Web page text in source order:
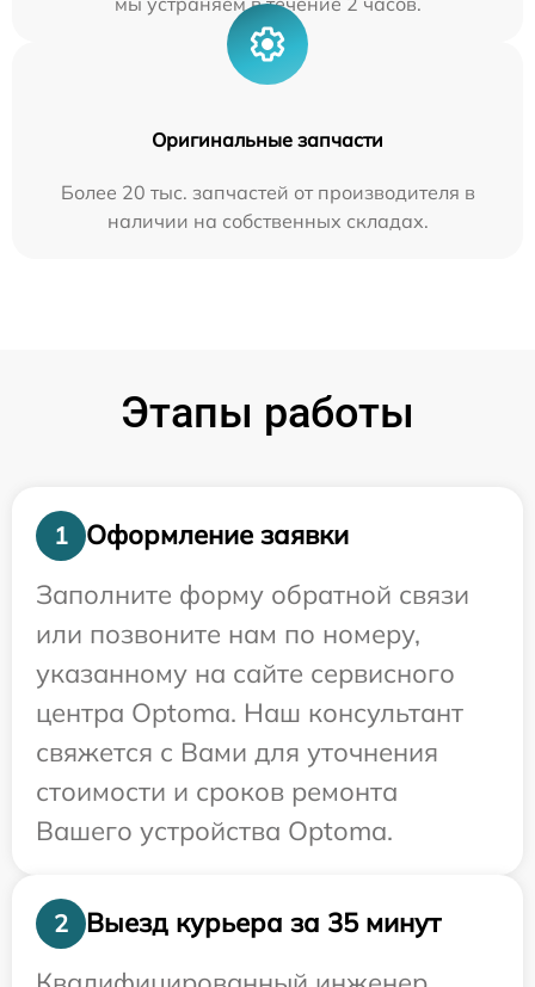
Оригинальные запчасти
Более 20 тыс. запчастей от производителя в
наличии на собственных складах.
Этапы работы
1
Оформление заявки
Заполните форму обратной связи
или позвоните нам по номеру,
указанному на сайте сервисного
центра Optoma. Наш консультант
свяжется с Вами для уточнения
стоимости и сроков ремонта
Вашего устройства Optoma.
2
Выезд курьера за 35 минут